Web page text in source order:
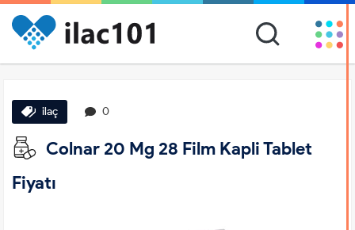
ilaç 0
Colnar 20 Mg 28 Film Kapli Tablet
Fiyatı